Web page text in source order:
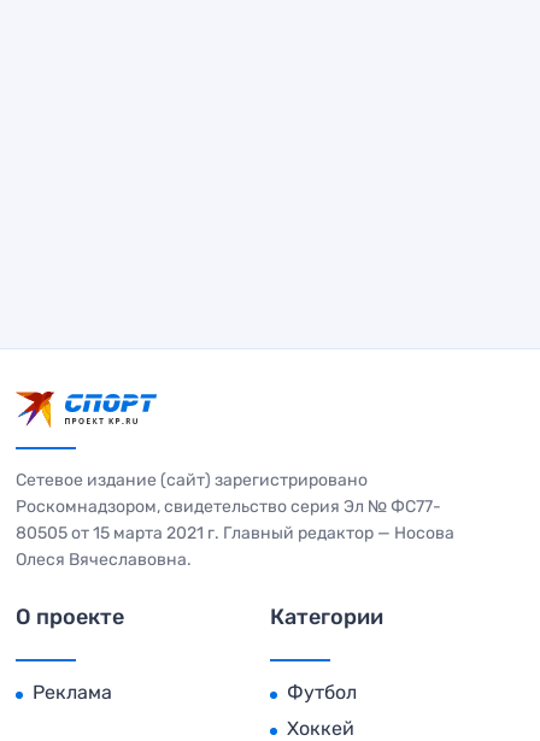
Сетевое издание (сайт) зарегистрировано
Роскомнадзором, свидетельство серия Эл № ФС77-
80505 от 15 марта 2021 г. Главный редактор — Носова
Олеся Вячеславовна.
О проекте
Реклама
Категории
Футбол
Хоккей